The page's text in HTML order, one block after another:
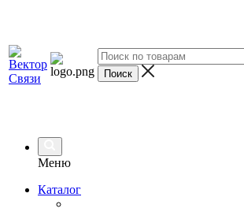
Меню
Каталог